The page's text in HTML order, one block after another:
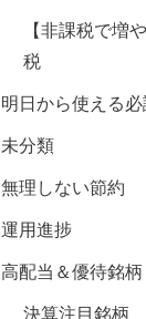
【非課税で増
税
明日から使える必
未分類
無理しない節約
運用進捗
高配当＆優待銘柄
決算注目銘柄